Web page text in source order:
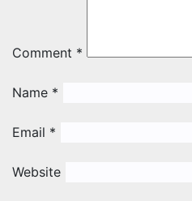
Comment *
Name *
Email *
Website